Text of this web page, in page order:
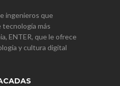
ingenieros que
tecnología más
ENTER, que le ofrece
y cultura digital